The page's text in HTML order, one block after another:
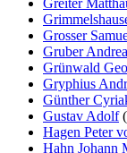
Grosser
Gruber
Grünwald
Gryphius
Günther
Gustav Adolf
Hagen Peter
Hahn Johann